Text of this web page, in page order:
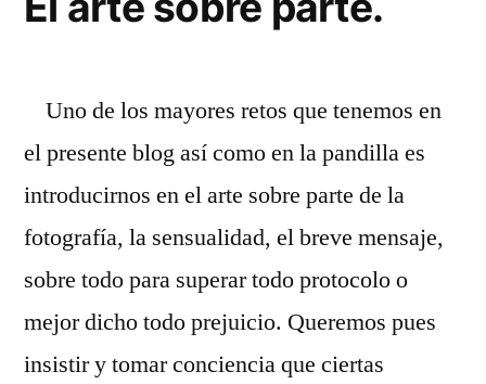
Uno de los mayores retos que tenemos en
el presente blog así como en la pandilla es
introducirnos en el arte sobre parte de la
fotografía, la sensualidad, el breve mensaje,
sobre todo para superar todo protocolo o
mejor dicho todo prejuicio. Queremos pues
insistir y tomar conciencia que ciertas